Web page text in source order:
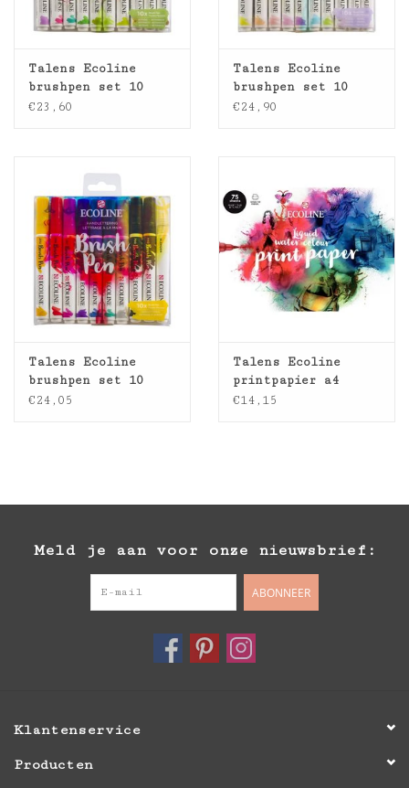
Talens Ecoline
brushpen set 10
botanic
€23,60
Talens Ecoline
brushpen set 10
pastel
€24,90
Talens Ecoline
brushpen set 10
handlettering
€24,05
Talens Ecoline
printpapier a4
€14,15
Meld je aan voor onze nieuwsbrief:
ABONNEER
Klantenservice
Producten